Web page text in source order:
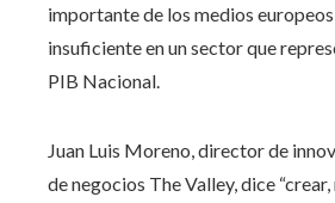
importante de los medios
insuficiente en un sector que
PIB Nacional.
Juan Luis Moreno, director de
de negocios The Valley, dice